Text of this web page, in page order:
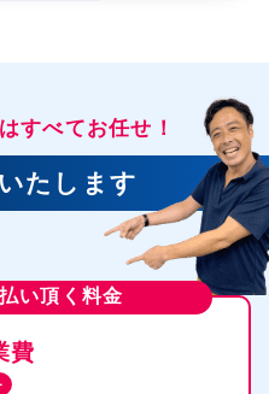
第341号
第163号
第308号
第114号
者
すべてお任せ！
たします
い頂く料金
費